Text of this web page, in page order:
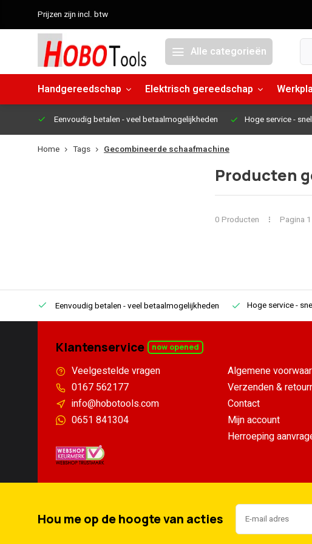
Prijzen zijn incl. btw
Alle categorieën
Handgereedschap Elektrisch gereedschap
Eenvoudig betalen - veel betaalmogelijkheden Hoge service-
Home Tags Gecombineerde schaafmachine
Producten
0 Producten Pagina
Eenvoudig betalen - veel betaalmogelijkheden Hoge service-
Klantenservice now opened
Veelgestelde vragen
0167 562177
info@hobotools.com
0651 841304
Algemene
Verzenden &
Contact
Mijn account
Herroeping
Hou me op de hoogte van acties